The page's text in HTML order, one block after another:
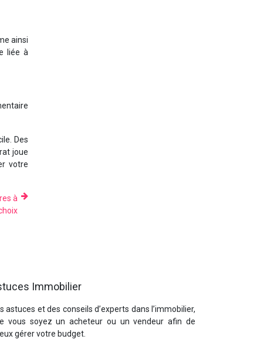
ainsi
liée à
Des
joue
votre
à
Immobilier
astuces et des conseils d’experts dans l’immobilier,
vous soyez un acheteur ou un vendeur afin de
gérer votre budget.